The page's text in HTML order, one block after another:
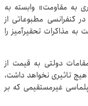
به مقاومت» وابسته به
کنفرانسی مطبوعاتی از
مذاکرات تحقیرآمیز را
دولتی به قیمت از
تاثیری نخواهد داشت،
غیرمستقیمی که بر